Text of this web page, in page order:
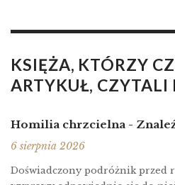
KSIĘŻA, KTÓRZY
ARTYKUŁ, CZYTALI
Homilia chrzcielna -
6 sierpnia 2026
Doświadczony podróżnik przed